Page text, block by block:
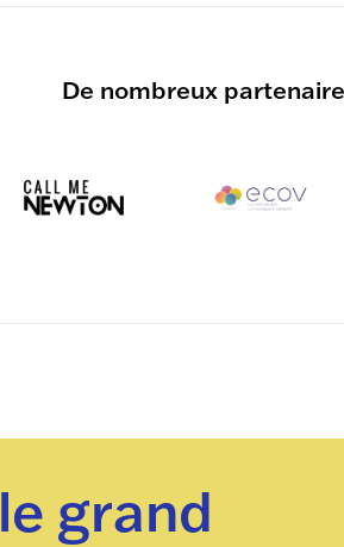
De nombreux
le grand